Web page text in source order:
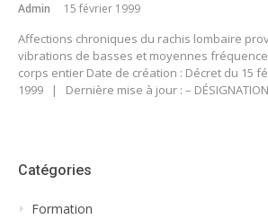
Admin 15 février 1999
Affections chroniques du rachis lombaire
vibrations de basses et moyennes
corps entier Date de création : Décret du 15
1999 | Dernière mise à jour : –
Catégories
Formation